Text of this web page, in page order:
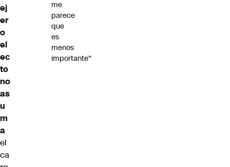
ej
er
o
el
ec
to
no
as
u
m
a
el
ca
me
parece
que
es
menos
importante"